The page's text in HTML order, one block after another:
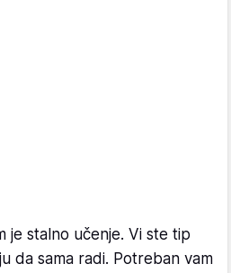
je stalno učenje. Vi ste tip
da sama radi. Potreban vam